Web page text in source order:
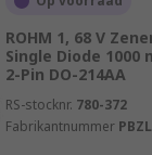
ROHM 1, 68 V
Single Diode 1000
2-Pin DO-214AA
RS-stocknr. 780-372
Fabrikantnummer